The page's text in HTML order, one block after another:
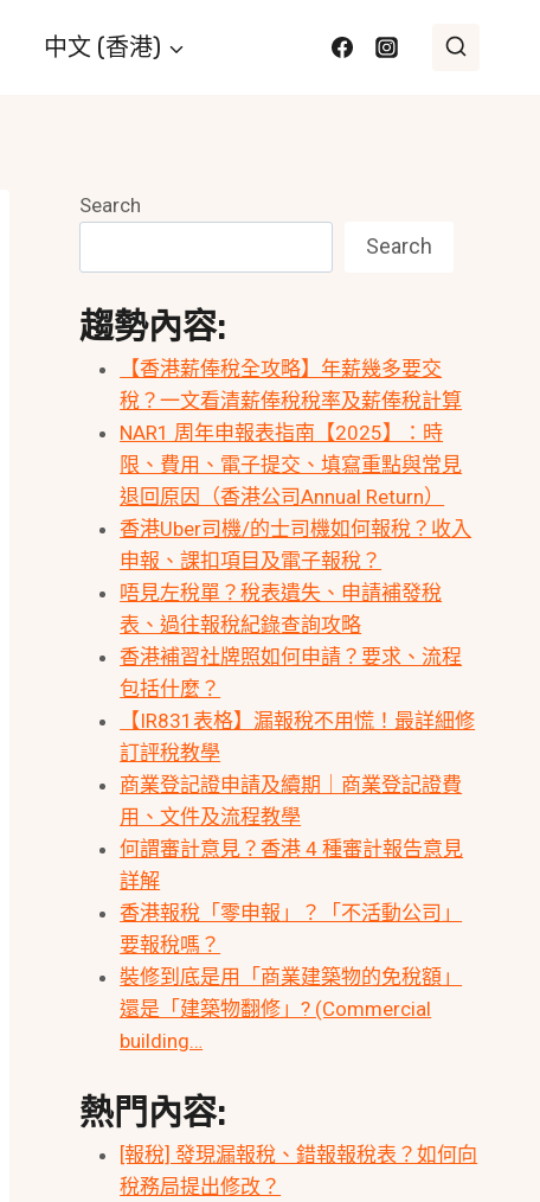
中文 (香港)
Search
Search
趨勢內容:
【香港薪俸稅全攻略】年薪幾多要交
稅？一文看清薪俸稅稅率及薪俸稅計算
NAR1 周年申報表指南【2025】：時
限、費用、電子提交、填寫重點與常見
退回原因（香港公司Annual Return）
香港Uber司機/的士司機如何報稅？收入
申報、課扣項目及電子報稅？
唔見左稅單？稅表遺失、申請補發稅
表、過往報稅紀錄查詢攻略
香港補習社牌照如何申請？要求、流程
包括什麼？
【IR831表格】漏報稅不用慌！最詳細修
訂評稅教學
商業登記證申請及續期｜商業登記證費
用、文件及流程教學
何謂審計意見？香港 4 種審計報告意見
詳解
香港報稅「零申報」？「不活動公司」
要報稅嗎？
裝修到底是用「商業建築物的免稅額」
還是「建築物翻修」? (Commercial
building…
熱門內容:
[報稅] 發現漏報稅、錯報報稅表？如何向
稅務局提出修改？